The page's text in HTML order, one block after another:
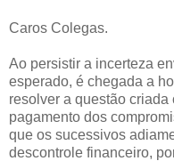
Caros Colegas.
Ao persistir a incerteza
esperado, é chegada a
resolver a questão
pagamento dos
que os sucessivos
descontrole financeiro,